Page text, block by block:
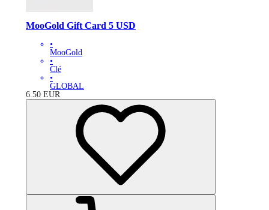
MooGold Gift Card 5 USD
•
MooGold
•
Clé
•
GLOBAL
6.50 EUR